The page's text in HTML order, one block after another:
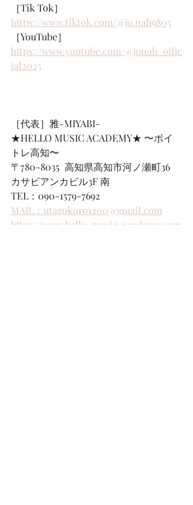
［Tik Tok］
https://www.tiktok.com/@jo.nah9805
［YouTube］
https://www.youtube.com/@jonah_offic
ial2025
［代表］雅-MIYABI-
★HELLO MUSIC ACADEMY★ 〜ボイ
トレ高知〜
〒780-8035  高知県高知市河ノ瀬町36
カサビアンカビル3F 南
TEL：090-1579-7692
MAIL：utagokoro1200@gmail.com
https://www.hello-music-academy.com